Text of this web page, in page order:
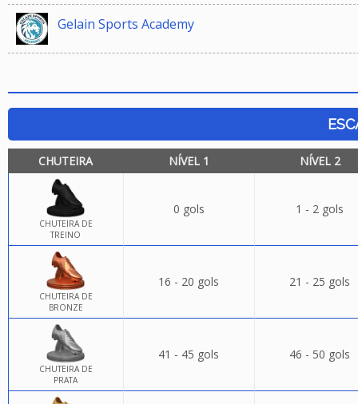
Gelain Sports Academy
CHUTEIRA NÍVEL 1 NÍVEL 2
CHUTEIRA DE
TREINO
0 gols 1 - 2 gols
CHUTEIRA DE
BRONZE
16 - 20 gols 21 - 25 gols
CHUTEIRA DE
PRATA
41 - 45 gols 46 - 50 gols